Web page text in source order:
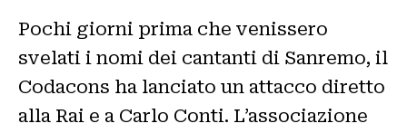
Pochi giorni prima che venissero
svelati i nomi dei cantanti di Sanremo, il
Codacons ha lanciato un attacco diretto
alla Rai e a Carlo Conti. L’associazione